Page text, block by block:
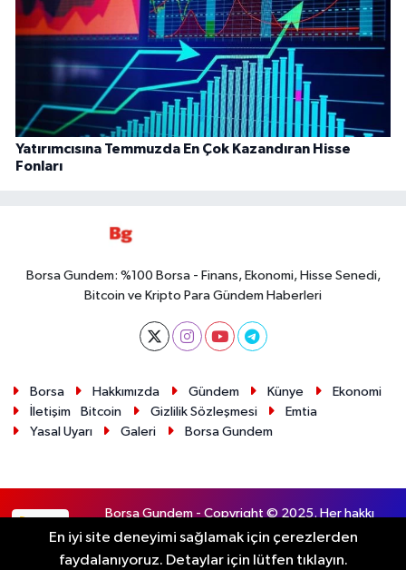
Yatırımcısına Temmuzda En Çok Kazandıran Hisse
Fonları
Borsa Gundem: %100 Borsa - Finans, Ekonomi, Hisse Senedi,
Bitcoin ve Kripto Para Gündem Haberleri
Borsa Hakkımızda Gündem Künye
Ekonomi
İletişim
Bitcoin Gizlilik Sözleşmesi
Emtia
Yasal Uyarı
Galeri Borsa Gundem
Borsa Gundem - Copyright © 2025. Her hakkı
saklıdır.
En iyi site deneyimi sağlamak için çerezlerden
faydalanıyoruz. Detaylar için lütfen tıklayın.